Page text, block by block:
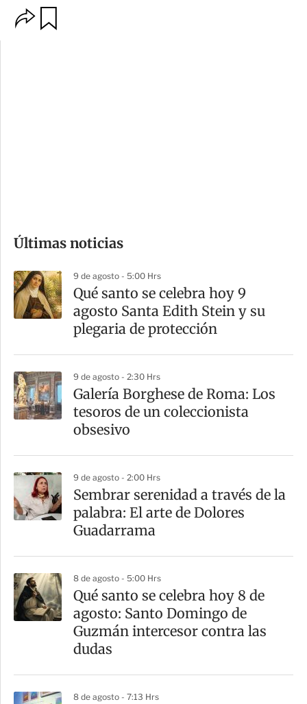
p
m
a
r
t
Últimas noticias
9 de agosto - 5:00 Hrs
Qué santo se celebra hoy 9
agosto Santa Edith Stein y su
plegaria de protección
9 de agosto - 2:30 Hrs
Galería Borghese de Roma: Los
tesoros de un coleccionista
obsesivo
9 de agosto - 2:00 Hrs
Sembrar serenidad a través de la
palabra: El arte de Dolores
Guadarrama
8 de agosto - 5:00 Hrs
Qué santo se celebra hoy 8 de
agosto: Santo Domingo de
Guzmán intercesor contra las
dudas
8 de agosto - 7:13 Hrs